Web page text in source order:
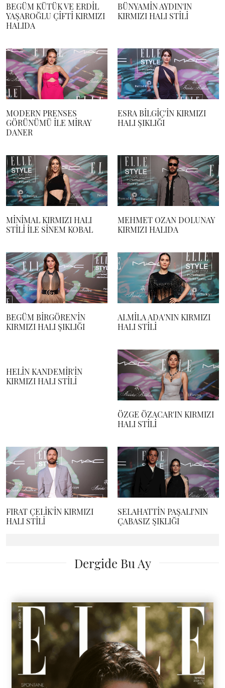
BEGÜM KÜTÜK VE ERDİL
YAŞAROĞLU ÇİFTİ KIRMIZI
HALIDA
BÜNYAMİN AYDIN'IN
KIRMIZI HALI STİLİ
MODERN PRENSES
GÖRÜNÜMÜ İLE MİRAY
DANER
ESRA BİLGİÇ'İN KIRMIZI
HALI ŞIKLIĞI
MİNİMAL KIRMIZI HALI
STİLİ İLE SİNEM KOBAL
MEHMET OZAN DOLUNAY
KIRMIZI HALIDA
BEGÜM BİRGÖREN'İN
KIRMIZI HALI ŞIKLIĞI
ALMİLA ADA'NIN KIRMIZI
HALI STİLİ
HELİN KANDEMİR'İN
KIRMIZI HALI STİLİ
ÖZGE ÖZACAR'IN KIRMIZI
HALI STİLİ
FIRAT ÇELİK'İN KIRMIZI
HALI STİLİ
SELAHATTİN PAŞALI'NIN
ÇABASIZ ŞIKLIĞI
Dergide Bu Ay